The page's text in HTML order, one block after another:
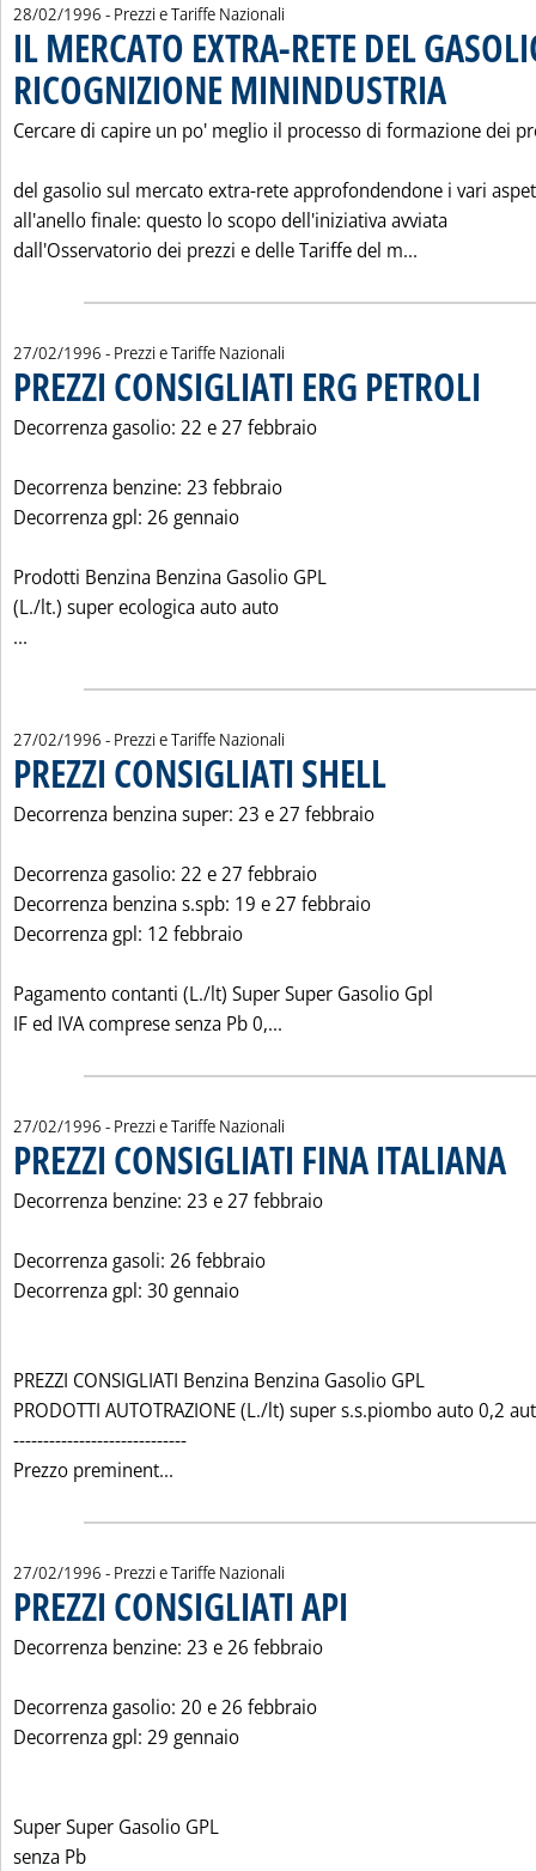
28/02/1996 - Prezzi e Tariffe Nazionali
IL MERCATO EXTRA-RETE DEL
RICOGNIZIONE MININDUSTRIA
Cercare di capire un po' meglio il processo di formazione dei
del gasolio sul mercato extra-rete approfondendone i vari
all'anello finale: questo lo scopo dell'iniziativa avviata
dall'Osservatorio dei prezzi e delle Tariffe del m...
27/02/1996 - Prezzi e Tariffe Nazionali
PREZZI CONSIGLIATI ERG PETROLI
Decorrenza gasolio: 22 e 27 febbraio
Decorrenza benzine: 23 febbraio
Decorrenza gpl: 26 gennaio
Prodotti Benzina Benzina Gasolio GPL
(L./lt.) super ecologica auto auto
...
27/02/1996 - Prezzi e Tariffe Nazionali
PREZZI CONSIGLIATI SHELL
Decorrenza benzina super: 23 e 27 febbraio
Decorrenza gasolio: 22 e 27 febbraio
Decorrenza benzina s.spb: 19 e 27 febbraio
Decorrenza gpl: 12 febbraio
Pagamento contanti (L./lt) Super Super Gasolio Gpl
IF ed IVA comprese senza Pb 0,...
27/02/1996 - Prezzi e Tariffe Nazionali
PREZZI CONSIGLIATI FINA ITALIANA
Decorrenza benzine: 23 e 27 febbraio
Decorrenza gasoli: 26 febbraio
Decorrenza gpl: 30 gennaio
PREZZI CONSIGLIATI Benzina Benzina Gasolio GPL
PRODOTTI AUTOTRAZIONE (L./lt) super s.s.piombo auto 0,2
-----------------------------
Prezzo preminent...
27/02/1996 - Prezzi e Tariffe Nazionali
PREZZI CONSIGLIATI API
Decorrenza benzine: 23 e 26 febbraio
Decorrenza gasolio: 20 e 26 febbraio
Decorrenza gpl: 29 gennaio
Super Super Gasolio GPL
senza Pb